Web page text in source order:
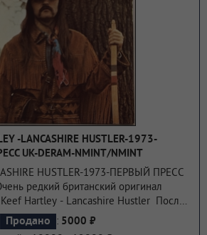
-LANCASHIRE HUSTLER-1973-
UK-DERAM-NMINT/NMINT
HUSTLER-1973-ПЕРВЫЙ ПРЕСС
редкий британский оригинал
Keef Hartley - Lancashire Hustler После
Hartley Band барабанщик Кейт "Киф"
- 26 ноября 2011) выпустил еще один
Продано : 5000 ₽